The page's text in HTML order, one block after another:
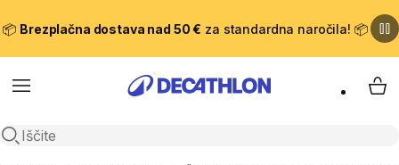
📦 Brezplačna dostava nad 50 € za standardna naročila! 📦
Meni
Odpri iskanje